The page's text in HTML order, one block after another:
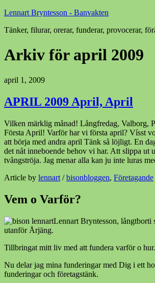
Lennart Bryntesson - Banvakten
Tänker, filurar, orerar, funderar, provocerar,
Arkiv för april 2009
april 1, 2009
APRIL 2009 April, April
Vilken märklig månad! Långfredag, Valborg,
Första April! Varför har vi första april? Vísst
att börja med andra april Tänk så löjligt. En
det nåt inneboende behov vi har. Att slippa ut
tvångströja. Jag menar alla kan ju inte luras
Article by lennart /bisonbloggen, Företagande
Vem o Varför?
Lennart Bryntesson, långtborti
utanför Årjäng.
Tillbringat mitt liv med att fundera varför o hur.
Nu delar jag mina funderingar med Dig i ett
funderingar och företagstänk.